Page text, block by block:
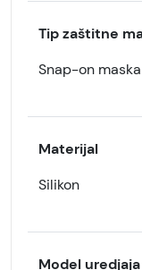
Tip zaštitne
Snap-on maska
Materijal
Silikon
Model uredjaja